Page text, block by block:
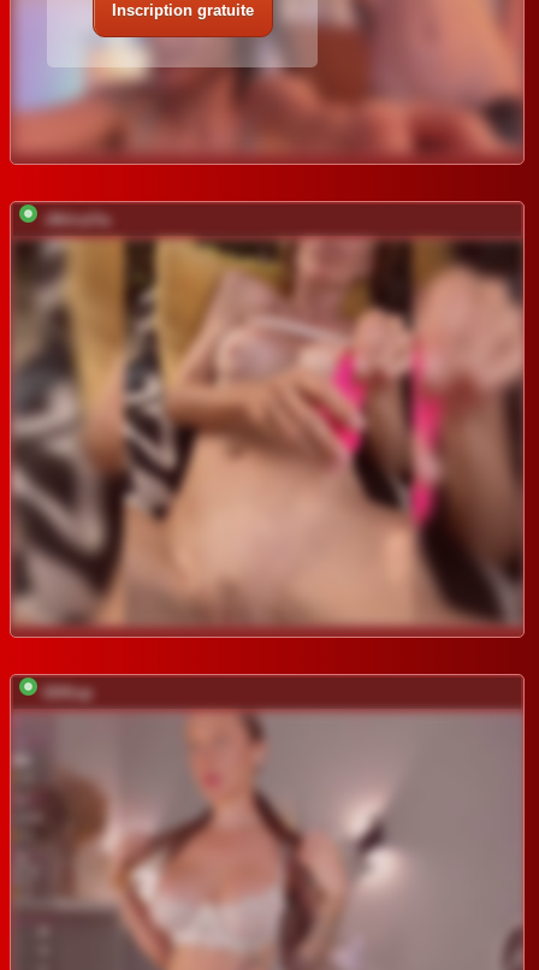
Inscription gratuite
-AfricaYa-
UliKop